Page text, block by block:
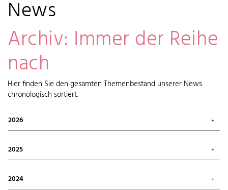
News
Archiv: Immer der Reihe
nach
Hier finden Sie den gesamten Themenbestand unserer News
chronologisch sortiert.
2026
April 2026 (6)
Februar 2026 (6)
2025
August 2025 (7)
2024